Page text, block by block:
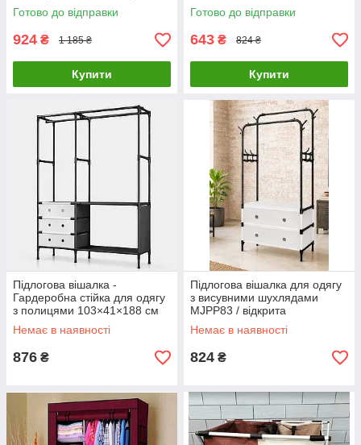
Готово до відправки
924 ₴ 1 185 ₴
Купити
Готово до відправки
643 ₴ 824 ₴
Купити
Підлогова вішалка -
Гардеробна стійка для одягу
з полицями 103×41×188 см
чорна R37552-2
Немає в наявності
876 ₴
Підлогова вішалка для одягу
з висувними шухлядами
MJPP83 / відкрита
гардеробна шафа-вішалка
Немає в наявності
824 ₴